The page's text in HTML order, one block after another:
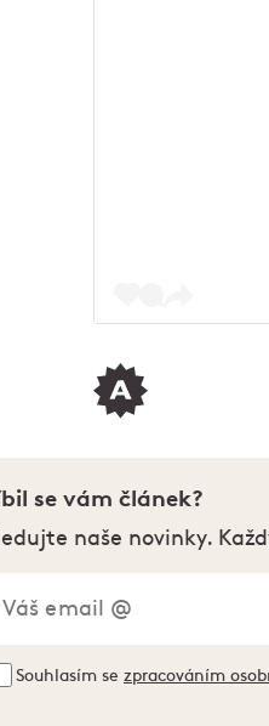
se vám článek?
naše novinky.
Souhlasím se zpracováním